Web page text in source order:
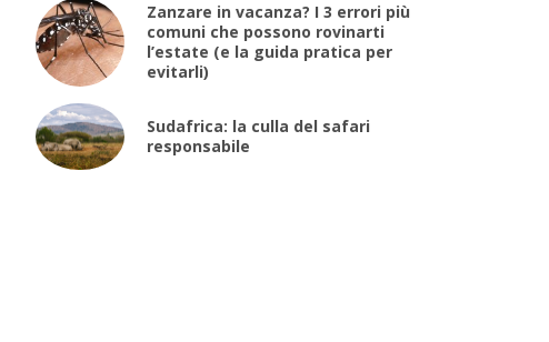
Zanzare in vacanza? I 3 errori più
comuni che possono rovinarti
l’estate (e la guida pratica per
evitarli)
Sudafrica: la culla del safari
responsabile